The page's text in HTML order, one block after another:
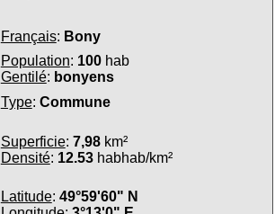
Français: Bony
Population: 100hab
Gentilé: bonyens
Type: Commune
Superficie: 7,98km²
Densité: 12.53habhab/km²
Latitude: 49°59'60" N